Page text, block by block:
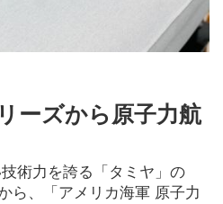
ーズから原子力航
術力を誇る「タミヤ」の
ら、「アメリカ海軍 原子力